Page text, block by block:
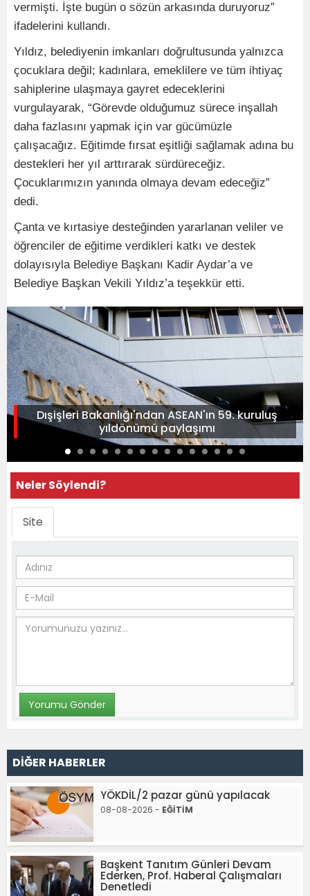
vermişti. İşte bugün o sözün arkasında duruyoruz”
ifadelerini kullandı.
Yıldız, belediyenin imkanları doğrultusunda yalnızca
çocuklara değil; kadınlara, emeklilere ve tüm ihtiyaç
sahiplerine ulaşmaya gayret edeceklerini
vurgulayarak, “Görevde olduğumuz sürece inşallah
daha fazlasını yapmak için var gücümüzle
çalışacağız. Eğitimde fırsat eşitliği sağlamak adına bu
destekleri her yıl arttırarak sürdüreceğiz.
Çocuklarımızın yanında olmaya devam edeceğiz”
dedi.
Çanta ve kırtasiye desteğinden yararlanan veliler ve
öğrenciler de eğitime verdikleri katkı ve destek
dolayısıyla Belediye Başkanı Kadir Aydar’a ve
Belediye Başkan Vekili Yıldız’a teşekkür etti.
Dışişleri Bakanlığı'ndan ASEAN'ın 59. kuruluş
yıldönümü paylaşımı
Neler Söylendi?
Site
DİĞER HABERLER
YÖKDİL/2 pazar günü yapılacak
08-08-2026 - EĞİTİM
Başkent Tanıtım Günleri Devam
Ederken, Prof. Haberal Çalışmaları
Denetledi